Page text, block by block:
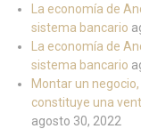
La economía de
sistema bancario
La economía de
sistema bancario
Montar un
constituye una
agosto 30, 2022